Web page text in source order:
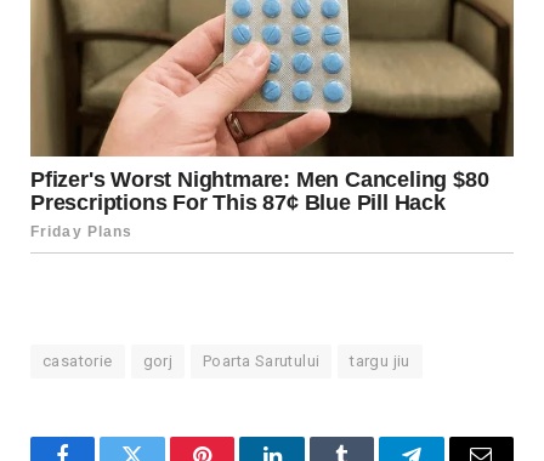
casatorie gorj Poarta Sarutului targu jiu